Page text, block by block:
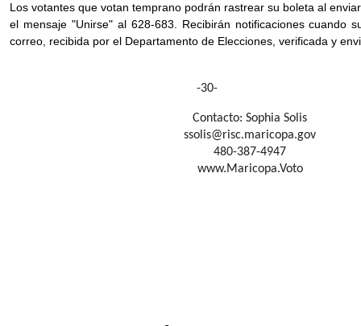
Los votantes que votan temprano podrán rastrear su boleta al
el mensaje "Unirse" al 628-683. Recibirán notificaciones cuando
correo, recibida por el Departamento de Elecciones, verificada y
-30-
Contacto: Sophia Solis
ssolis@risc.maricopa.gov
480-387-4947
www.Maricopa.Voto